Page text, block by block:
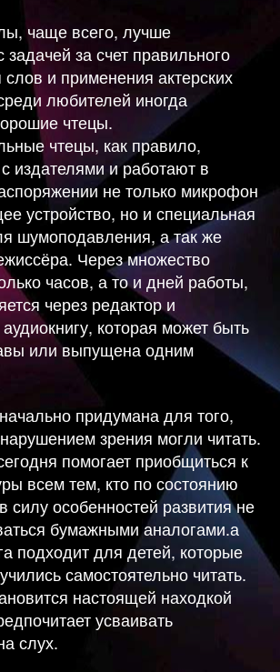
чаще всего, лучше
за счет правильного
и применения актерских
любителей иногда
чтецы.
чтецы, как правило,
издателями и работают в
не только микрофон
устройство, но и специальная
шумоподавления, а так же
Через множество
часов, а то и дней работы,
через редактор и
которая может быть
или выпущена одним
придумана для того,
зрения могли читать.
помогает приобщиться к
всем тем, кто по состоянию
силу особенностей развития не
бумажными аналогами.а
подходит для детей, которые
самостоятельно читать.
настоящей находкой
усваивать
слух.